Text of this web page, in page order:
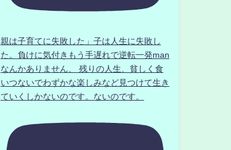
親は子育てに失敗した」子は人生に失敗し
た。負けに気付きもう手遅れで逆転一発man
なんかありません、 残りの人生、貧しく食
いつないでわずかな楽しみなど見つけて生き
ていくしかないのです。ないのです。